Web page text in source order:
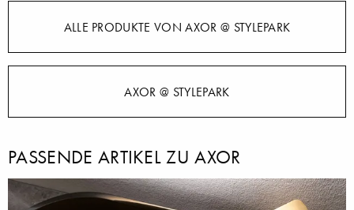
ALLE PRODUKTE VON AXOR @ STYLEPARK
AXOR @ STYLEPARK
PASSENDE ARTIKEL ZU AXOR